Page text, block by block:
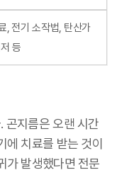
,전기 소작법, 탄산가
등
. 곤지름은 오랜 시간
치료를 받는 것이
가 발생했다면 전문